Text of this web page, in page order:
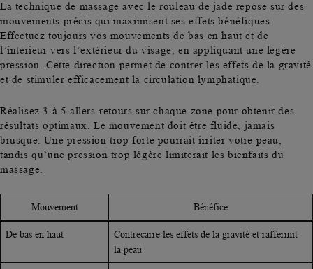
La technique de massage avec le rouleau de jade repose sur des
mouvements précis qui maximisent ses effets bénéfiques.
Effectuez toujours vos mouvements de bas en haut et de
l’intérieur vers l’extérieur du visage, en appliquant une légère
pression. Cette direction permet de contrer les effets de la gravité
et de stimuler efficacement la circulation lymphatique.
Réalisez 3 à 5 allers-retours sur chaque zone pour obtenir des
résultats optimaux. Le mouvement doit être fluide, jamais
brusque. Une pression trop forte pourrait irriter votre peau,
tandis qu’une pression trop légère limiterait les bienfaits du
massage.
Mouvement Bénéfice
De bas en haut
Contrecarre les effets de la gravité et raffermit
la peau